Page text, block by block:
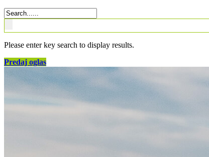
Please enter key search to display results.
Predaj oglas